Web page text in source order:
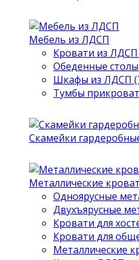
Мебель из ЛДСП
Кровати из ЛДСП
Обеденные столы
Шкафы из ЛДСП
Тумбы
Скамейки
Металлические
Одноярусные
Двухъярусные
Кровати для
Кровати для
Металлические